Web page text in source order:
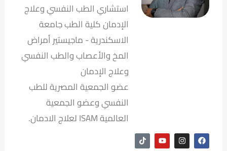
استشاري الطب النفسي وعلاج
الإدمان كلية الطب جامعة
الاسكندرية - ماجيستير أمراض
المخ والأعصاب والطب النفسي
وعلاج الإدمان
عضو الجمعية المصرية للطب
النفسي وعضو الجمعية
العالمية ISAM لعلاج الادمان.
T
i
Y
o
I
n
F
a